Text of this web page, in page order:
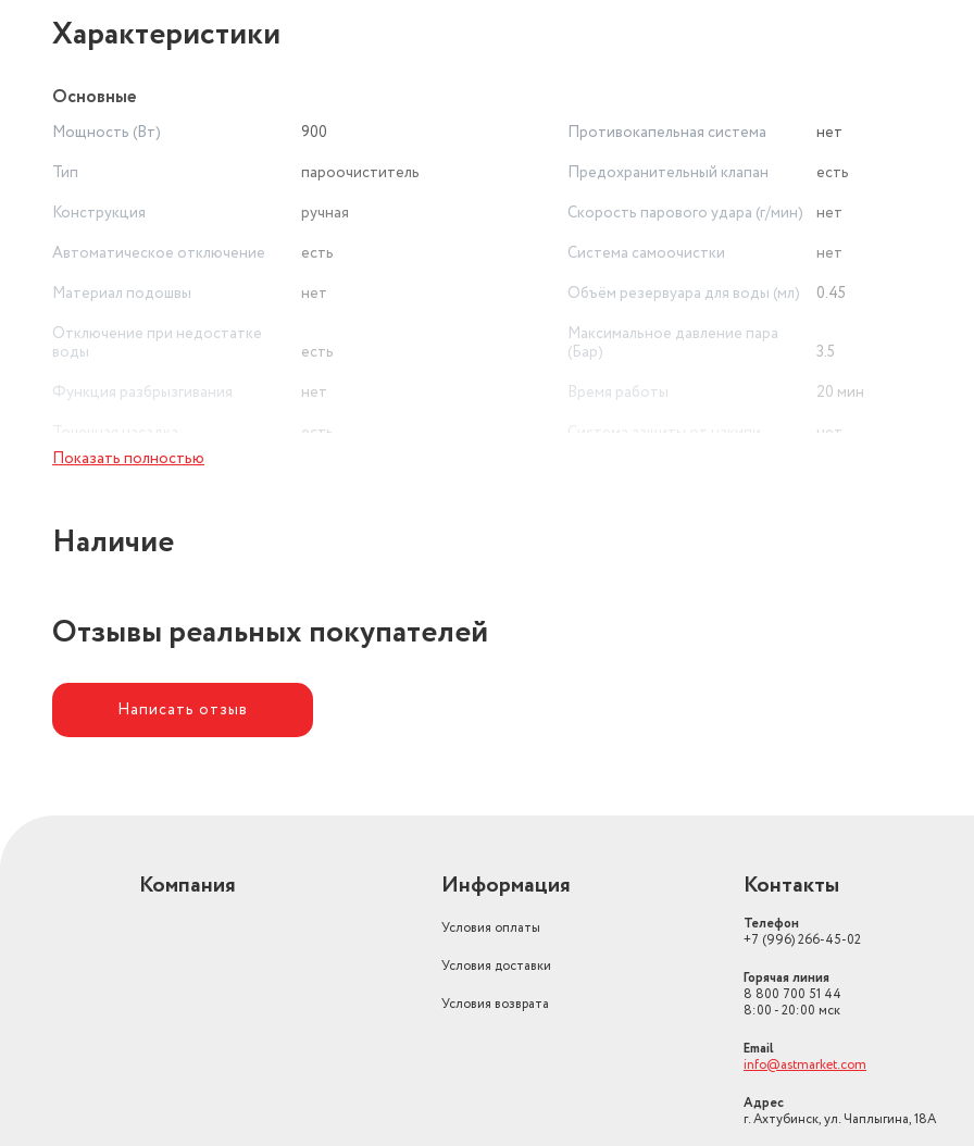
Емкость бака для воды 450 мл
Для безопасности при работе с универсальным пароочистителем VLK SORENTO 4800 предусмотрены функция
Характеристики
Основные
Мощность (Вт)
900
Тип
пароочиститель
Конструкция
ручная
Автоматическое отключение
есть
Материал подошвы
нет
Отключение при недостатке
воды
есть
Функция разбрызгивания
нет
есть
Противокапельная система
нет
Предохранительный клапан
есть
Скорость парового удара (г/мин)
нет
Система самоочистки
нет
Объём резервуара для воды (мл)
0.45
Максимальное давление пара
(Бар)
3.5
Время работы
20 мин
нет
Показать полностью
Наличие
Отзывы реальных покупателей
Написать отзыв
Компания Информация
Условия оплаты
Условия доставки
Условия возврата
Контакты
Телефон
+7 (996) 266-45-02
Горячая линия
8 800 700 51 44
8:00 - 20:00 мск
Email
info@astmarket.com
Адрес
г. Ахтубинск, ул. Чаплыгина, 18А